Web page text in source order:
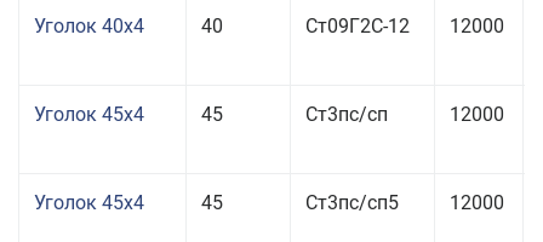
Уголок 40x4 40 Ст09Г2С-12 12000
Уголок 45x4 45 Ст3пс/сп 12000
Уголок 45x4 45 Ст3пс/сп5 12000